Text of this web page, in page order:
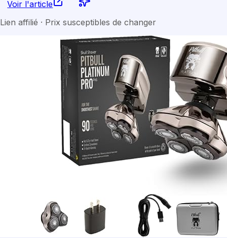
Voir l'article
Lien affilié · Prix susceptibles de changer